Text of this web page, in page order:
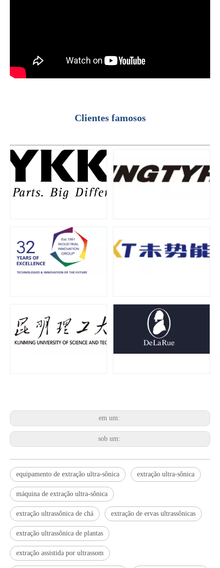
Vantagens da soldagem ultrassônica de painéis de portas de automóveis
Qual é o princípio e a teoria da máquina de soldagem plástica
Atualmente, a pesquisa sobre a extração de antioxidantes e
Aplicação da tecnologia de soldagem ultrassônica em suprimentos médicos
Clientes famosos
em um:
sob um:
equipamento de extração ultra-sônica extração ultra-sônica
máquina de extração ultra-sônica
extração ultrassônica de chá extração de ervas ultrassônicas
extração ultrassônica de plantas
extração assistida por ultrassom